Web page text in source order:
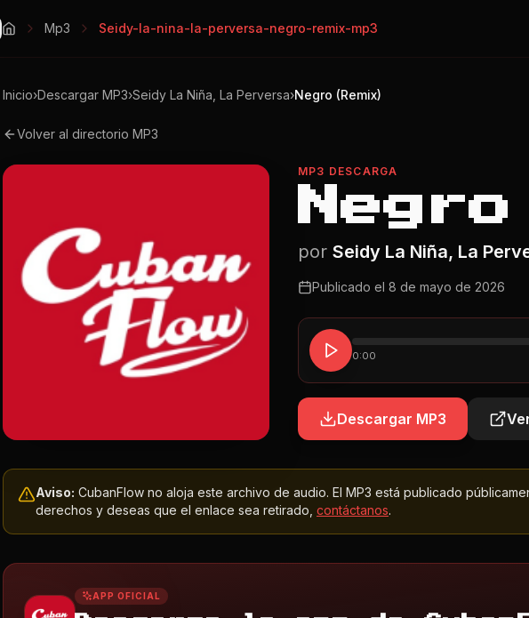
Mp3 Seidy-la-nina-la-perversa-negro-remix-mp3
Inicio›Descargar MP3›Seidy La Niña, La Perversa›Negro (Remix)
Volver al directorio MP3
MP3 DESCARGA
por Seidy La Niña, La
Publicado el 8 de mayo de 2026
0:00
Descargar MP3
Aviso: CubanFlow no aloja este archivo de audio. El MP3 está publicado
derechos y deseas que el enlace sea retirado, contáctanos.
APP OFICIAL